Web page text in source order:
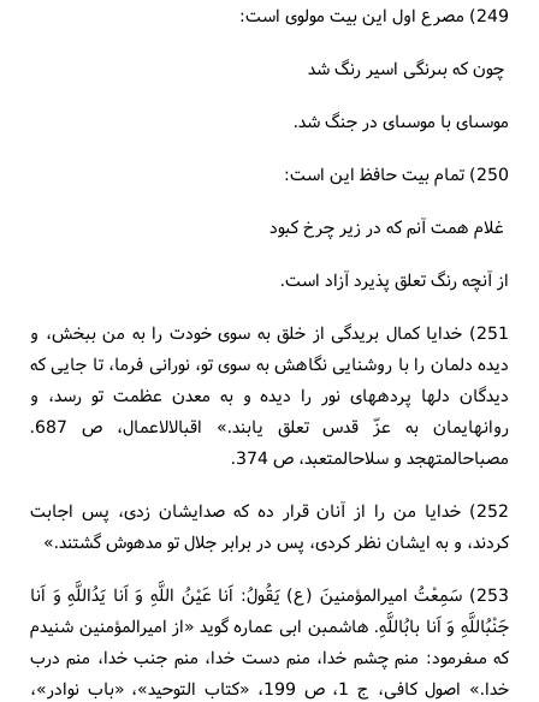
249) مصرع اول اين بيت مولوى است:
چون كه بى‏رنگى اسير رنگ شد
موسى‏اى با موسى‏اى در جنگ شد.
250) تمام بيت حافظ اين است:
غلام همت آنم كه در زير چرخ كبود
از آنچه رنگ تعلق پذيرد آزاد است.
251) خدايا كمال بريدگى از خلق به سوى خودت را به من ببخش، و
ديده دلمان را با روشنايى نگاهش به سوى تو، نورانى فرما، تا جايى كه
ديدگان دلها پرده‏هاى نور را ديده و به معدن عظمت تو رسد، و
روانهايمان به عزّ قدس تعلق يابند.» اقبال‏الاعمال، ص 687.
مصباح‏المتهجد و سلاح‏المتعبد، ص 374.
252) خدايا من را از آنان قرار ده كه صدايشان زدى، پس اجابت
كردند، و به ايشان نظر كردى، پس در برابر جلال تو مدهوش گشتند.»
253) سَمِعْتُ اميرالمؤمنينَ (ع) يَقُولُ: اَنا عَيْنُ اللَّهِ وَ اَنا يَدُاللَّهِ وَ اَنا
جَنْبُ‏اللَّهِ وَ اَنا بابُ‏اللَّهِ. هاشم‏بن ابى عماره گويد «از اميرالمؤمنين شنيدم
كه مى‏فرمود: منم چشم خدا، منم دست خدا، منم جنب خدا، منم درب
خدا.» اصول كافى، ج 1، ص 199، «كتاب التوحيد»، «باب نوادر»،